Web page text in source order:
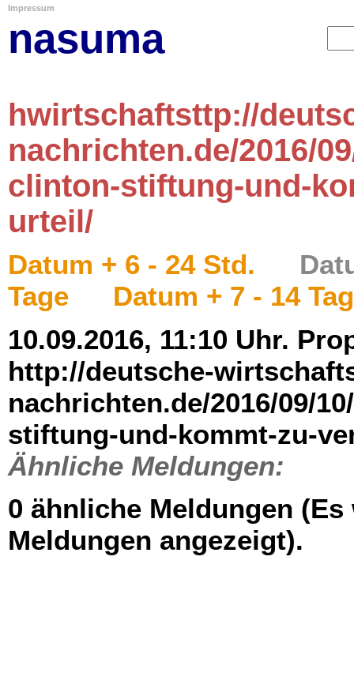
Impressum
nasuma
hwirtschaftsttp://
nachrichten.de/2016/
clinton-stiftung-und-
urteil/
Datum + 6 - 24 Std.
Tage
Datum + 7 - 14
10.09.2016, 11:10 Uhr.
http://deutsche-
nachrichten.de/2016/09/
stiftung-und-kommt-zu-
Ähnliche Meldungen:
0 ähnliche Meldungen
Meldungen angezeigt).